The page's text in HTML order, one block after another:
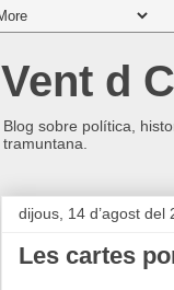
Vent d
Blog sobre política,
tramuntana.
dijous, 14 d’agost del
Les cartes